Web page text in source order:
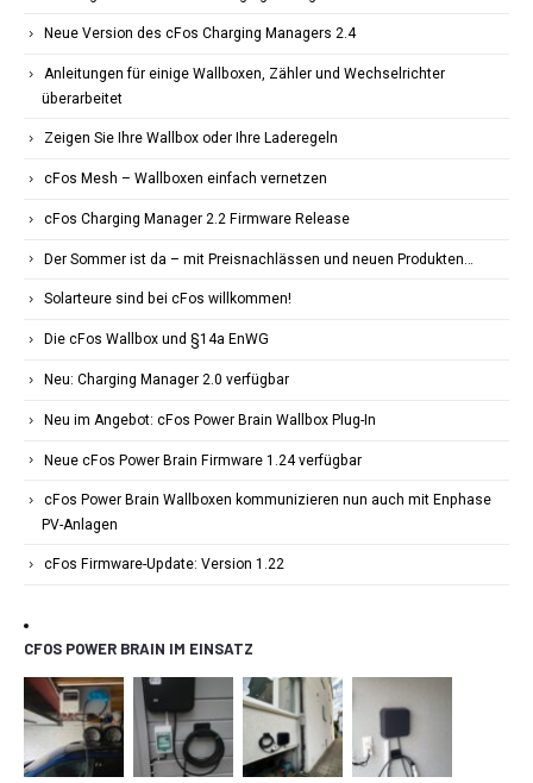
Neue Version des cFos Charging Managers 2.4
Anleitungen für einige Wallboxen, Zähler und Wechselrichter
überarbeitet
Zeigen Sie Ihre Wallbox oder Ihre Laderegeln
cFos Mesh – Wallboxen einfach vernetzen
cFos Charging Manager 2.2 Firmware Release
Der Sommer ist da – mit Preisnachlässen und neuen Produkten…
Solarteure sind bei cFos willkommen!
Die cFos Wallbox und §14a EnWG
Neu: Charging Manager 2.0 verfügbar
Neu im Angebot: cFos Power Brain Wallbox Plug-In
Neue cFos Power Brain Firmware 1.24 verfügbar
cFos Power Brain Wallboxen kommunizieren nun auch mit Enphase
PV-Anlagen
cFos Firmware-Update: Version 1.22
CFOS POWER BRAIN IM EINSATZ